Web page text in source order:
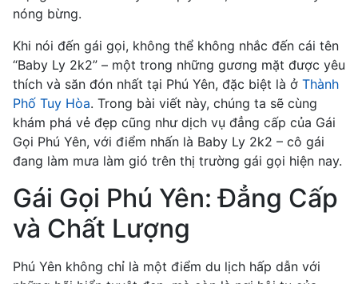
nóng bừng.
Khi nói đến gái gọi, không thể không nhắc đến cái tên
“Baby Ly 2k2” – một trong những gương mặt được yêu
thích và săn đón nhất tại Phú Yên, đặc biệt là ở Thành
Phố Tuy Hòa. Trong bài viết này, chúng ta sẽ cùng
khám phá vẻ đẹp cũng như dịch vụ đẳng cấp của Gái
Gọi Phú Yên, với điểm nhấn là Baby Ly 2k2 – cô gái
đang làm mưa làm gió trên thị trường gái gọi hiện nay.
Gái Gọi Phú Yên: Đẳng Cấp
và Chất Lượng
Phú Yên không chỉ là một điểm du lịch hấp dẫn với